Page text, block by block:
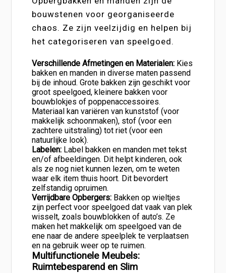
bouwstenen voor georganiseerde
chaos. Ze zijn veelzijdig en helpen bij
het categoriseren van speelgoed.
Verschillende Afmetingen en Materialen: Kies
bakken en manden in diverse maten passend
bij de inhoud. Grote bakken zijn geschikt voor
groot speelgoed, kleinere bakken voor
bouwblokjes of poppenaccessoires.
Materiaal kan variëren van kunststof (voor
makkelijk schoonmaken), stof (voor een
zachtere uitstraling) tot riet (voor een
natuurlijke look).
Labelen: Label bakken en manden met tekst
en/of afbeeldingen. Dit helpt kinderen, ook
als ze nog niet kunnen lezen, om te weten
waar elk item thuis hoort. Dit bevordert
zelfstandig opruimen.
Verrijdbare Opbergers: Bakken op wieltjes
zijn perfect voor speelgoed dat vaak van plek
wisselt, zoals bouwblokken of auto’s. Ze
maken het makkelijk om speelgoed van de
ene naar de andere speelplek te verplaatsen
en na gebruik weer op te ruimen.
Multifunctionele Meubels:
Ruimtebesparend en Slim